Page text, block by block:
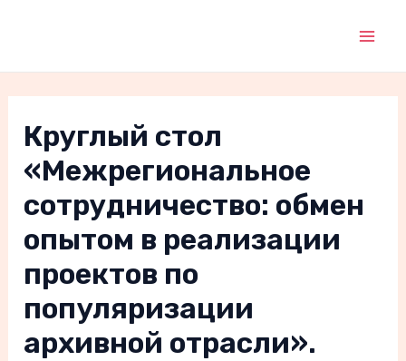
Круглый стол
«Межрегиональное
сотрудничество: обмен
опытом в реализации
проектов по
популяризации
архивной отрасли».